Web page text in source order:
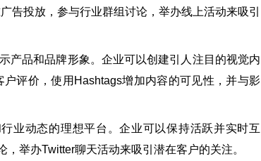
告投放，参与行业群组讨论，举办线上活动来吸引
产品和品牌形象。企业可以创建引人注目的视觉内
评价，使用Hashtags增加内容的可见性，并与影
业动态的理想平台。企业可以保持活跃并实时互
举办Twitter聊天活动来吸引潜在客户的关注。